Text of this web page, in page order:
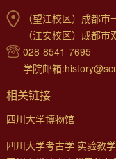
（望江校区）成都
（江安校区）成都
028-8541-7695
学院邮箱
相关链接
四川大学博物馆
四川大学考古学 实验教